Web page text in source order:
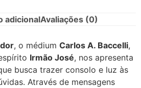
adicionalAvaliações (0)
, o médium Carlos A. Baccelli,
Irmão José, nos apresenta
busca trazer consolo e luz às
Através de mensagens